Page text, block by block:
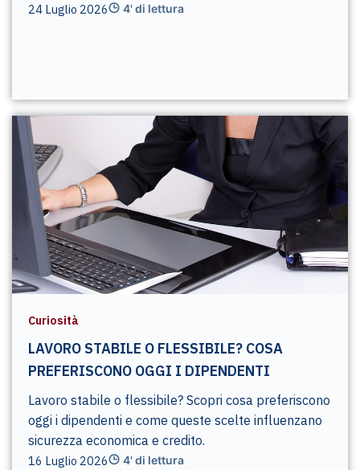
24 Luglio 2026 4' di lettura
Curiosità
LAVORO STABILE O FLESSIBILE? COSA
PREFERISCONO OGGI I DIPENDENTI
Lavoro stabile o flessibile? Scopri cosa preferiscono
oggi i dipendenti e come queste scelte influenzano
sicurezza economica e credito.
16 Luglio 2026 4' di lettura